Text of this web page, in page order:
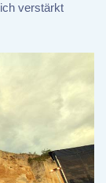
verstärkt